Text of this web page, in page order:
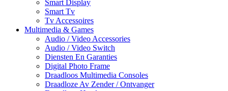
Smart Display
Smart Tv
Tv Accessoires
Multimedia & Games
Audio / Video Accessories
Audio / Video Switch
Diensten En Garanties
Digital Photo Frame
Draadloos Multimedia Consoles
Draadloze Av Zender / Ontvanger